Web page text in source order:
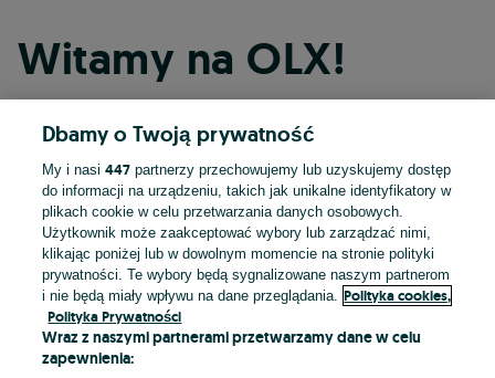
Witamy na OLX!
Kontynuuj przez Facebooka
Kontynuuj przez konto Apple
Kontynuuj przez konto Google
LUB
Dbamy o Twoją prywatność
My i nasi447 partnerzy przechowujemy lub uzyskujemy dostęp
do informacji na urządzeniu, takich jak unikalne identyfikatory w
plikach cookie w celu przetwarzania danych osobowych.
Użytkownik może zaakceptować wybory lub zarządzać nimi,
klikając poniżej lub w dowolnym momencie na stronie polityki
prywatności. Te wybory będą sygnalizowane naszym partnerom
i nie będą miały wpływu na dane przeglądania.
Polityka cookies,
Polityka Prywatności
Wraz z naszymi partnerami przetwarzamy dane w celu
zapewnienia: